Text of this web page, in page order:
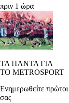
πριν 1 ώρα
ΤΑ ΠΑΝΤΑ ΓΙΑ
ΤΟ METROSPORT
Ενημερωθείτε πρώτοι
σας